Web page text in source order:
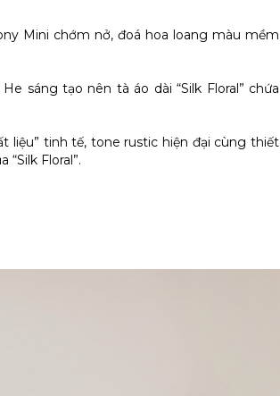
Mini chớm nở, đoá hoa loang màu mềm
sáng tạo nên tà áo dài “Silk Floral” chứa
liệu” tinh tế, tone rustic hiện đại cùng thiết